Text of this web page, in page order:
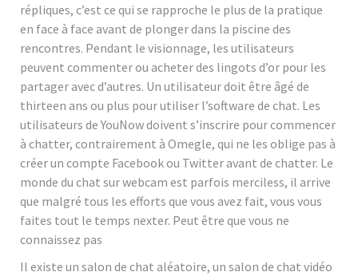
répliques, c’est ce qui se rapproche le plus de la pratique
en face à face avant de plonger dans la piscine des
rencontres. Pendant le visionnage, les utilisateurs
peuvent commenter ou acheter des lingots d’or pour les
partager avec d’autres. Un utilisateur doit être âgé de
thirteen ans ou plus pour utiliser l’software de chat. Les
utilisateurs de YouNow doivent s’inscrire pour commencer
à chatter, contrairement à Omegle, qui ne les oblige pas à
créer un compte Facebook ou Twitter avant de chatter. Le
monde du chat sur webcam est parfois merciless, il arrive
que malgré tous les efforts que vous avez fait, vous vous
faites tout le temps nexter. Peut être que vous ne
connaissez pas
Il existe un salon de chat aléatoire, un salon de chat vidéo